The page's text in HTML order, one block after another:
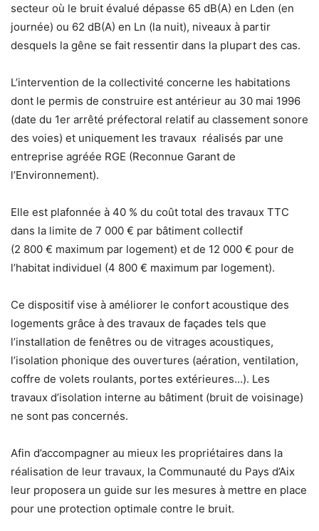
secteur où le bruit évalué dépasse 65 dB(A) en Lden (en
journée) ou 62 dB(A) en Ln (la nuit), niveaux à partir
desquels la gêne se fait ressentir dans la plupart des cas.
L’intervention de la collectivité concerne les habitations
dont le permis de construire est antérieur au 30 mai 1996
(date du 1er arrêté préfectoral relatif au classement sonore
des voies) et uniquement les travaux réalisés par une
entreprise agréée RGE (Reconnue Garant de
l’Environnement).
Elle est plafonnée à 40 % du coût total des travaux TTC
dans la limite de 7 000 € par bâtiment collectif
(2 800 € maximum par logement) et de 12 000 € pour de
l’habitat individuel (4 800 € maximum par logement).
Ce dispositif vise à améliorer le confort acoustique des
logements grâce à des travaux de façades tels que
l’installation de fenêtres ou de vitrages acoustiques,
l’isolation phonique des ouvertures (aération, ventilation,
coffre de volets roulants, portes extérieures…). Les
travaux d’isolation interne au bâtiment (bruit de voisinage)
ne sont pas concernés.
Afin d’accompagner au mieux les propriétaires dans la
réalisation de leur travaux, la Communauté du Pays d’Aix
leur proposera un guide sur les mesures à mettre en place
pour une protection optimale contre le bruit.